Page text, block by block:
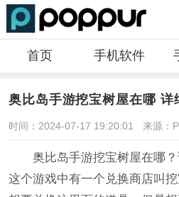
首页 手机软件
奥比岛手游挖宝树屋在哪 详
时间：2024-07-17 19:20:01 来源：
奥比岛手游挖宝树屋在哪？
这个游戏中有一个兑换商店叫